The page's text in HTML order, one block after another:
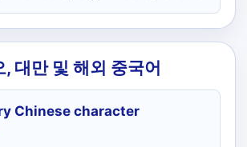
, 대만 및 해외 중국어
Chinese character